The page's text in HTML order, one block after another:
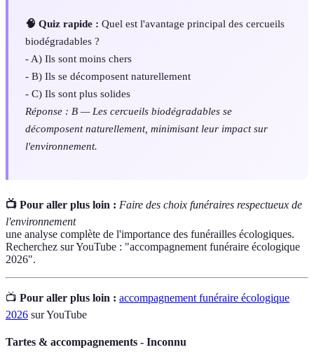
🧠 Quiz rapide : Quel est l'avantage principal des cercueils
biodégradables ?
- A) Ils sont moins chers
- B) Ils se décomposent naturellement
- C) Ils sont plus solides
Réponse : B — Les cercueils biodégradables se
décomposent naturellement, minimisant leur impact sur
l'environnement.
📺 Pour aller plus loin : Faire des choix funéraires respectueux de
l'environnement
une analyse complète de l'importance des funérailles écologiques.
Recherchez sur YouTube : "accompagnement funéraire écologique
2026".
📺 Pour aller plus loin : accompagnement funéraire écologique
2026 sur YouTube
Tartes & accompagnements - Inconnu